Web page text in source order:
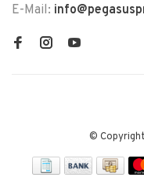
E-Mail:
©